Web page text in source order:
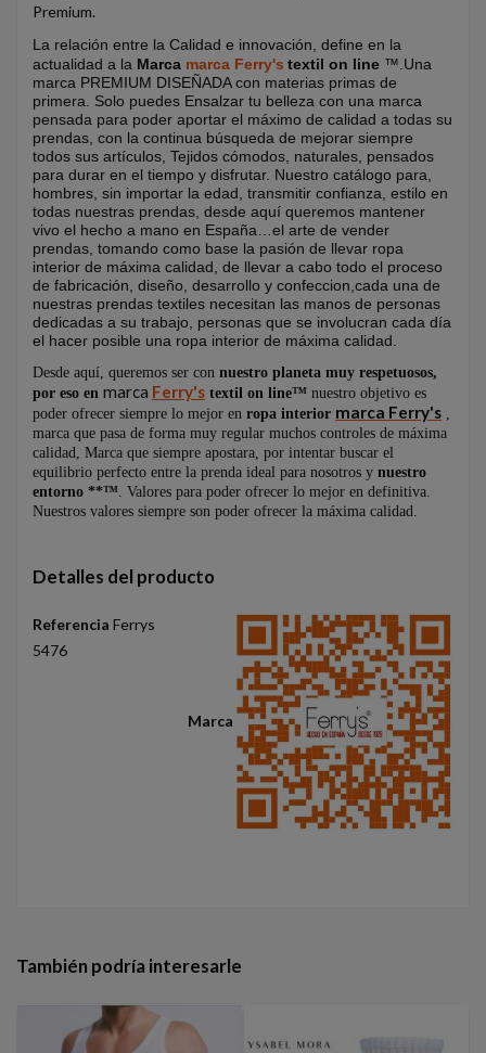
Premium.
La relación entre la Calidad e innovación, define en la
actualidad a la Marca marca Ferry's textil on line ™.Una
marca PREMIUM DISEÑADA con materias primas de
primera. Solo puedes Ensalzar tu belleza con una marca
pensada para poder aportar el máximo de calidad a todas su
prendas, con la continua búsqueda de mejorar siempre
todos sus artículos, Tejidos cómodos, naturales, pensados
para durar en el tiempo y disfrutar. Nuestro catálogo para,
hombres, sin importar la edad, transmitir confianza, estilo en
todas nuestras prendas, desde aquí queremos mantener
vivo el hecho a mano en España…el arte de vender
prendas, tomando como base la pasión de llevar ropa
interior de máxima calidad, de llevar a cabo todo el proceso
de fabricación, diseño, desarrollo y confeccion,cada una de
nuestras prendas textiles necesitan las manos de personas
dedicadas a su trabajo, personas que se involucran cada día
el hacer posible una ropa interior de máxima calidad.
Desde aquí, queremos ser con nuestro planeta muy respetuosos,
por eso en marca Ferry's textil on line™ nuestro objetivo es
poder ofrecer siempre lo mejor en ropa interior marca Ferry's
marca que pasa de forma muy regular muchos controles de máxima
calidad, Marca que siempre apostara, por intentar buscar el
equilibrio perfecto entre la prenda ideal para nosotros y nuestro
entorno **™ . Valores para poder ofrecer lo mejor en definitiva.
Nuestros valores siempre son poder ofrecer la máxima calidad.
Detalles del producto
Marca
Referencia Ferrys
5476
También podría interesarle